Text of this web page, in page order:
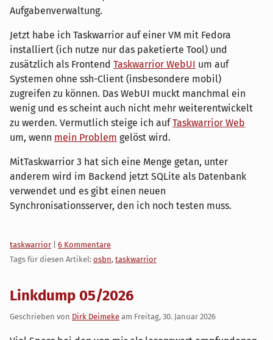
Aufgabenverwaltung.
Jetzt habe ich Taskwarrior auf einer VM mit Fedora
installiert (ich nutze nur das paketierte Tool) und
zusätzlich als Frontend Taskwarrior WebUI um auf
Systemen ohne ssh-Client (insbesondere mobil)
zugreifen zu können. Das WebUI muckt manchmal ein
wenig und es scheint auch nicht mehr weiterentwickelt
zu werden. Vermutlich steige ich aufTaskwarrior Web
um, wenn mein Problem gelöst wird.
⁣MitTaskwarrior 3 hat sich eine Menge getan, unter
anderem wird im Backend jetzt SQLite als Datenbank
verwendet und es gibt einen neuen
Synchronisationsserver, den ich noch testen muss.
Kategorien:
taskwarrior
6 Kommentare
Tags für diesen Artikel: osbn, taskwarrior
Linkdump 05/2026
Geschrieben von Dirk Deimeke am Freitag, 30. Januar 2026